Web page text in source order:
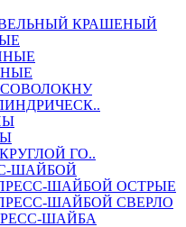
КРАШЕНЫЙ
ГО..
ШАЙБОЙ
ШАЙБОЙ ОСТРЫЕ
ШАЙБОЙ СВЕРЛО
ШАЙБА